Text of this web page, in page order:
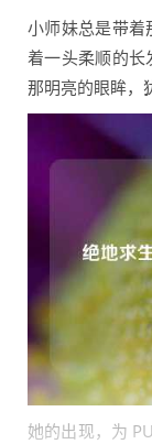
小师妹总是带着
着一头柔顺的长
那明亮的眼眸，
她的出现，为